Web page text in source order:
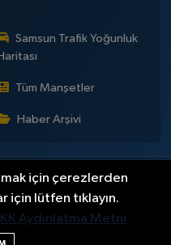
Samsun Trafik Yoğunluk
Tüm Manşetler
Haber Arşivi
Sözleşmesi
Yayın İlkeleri
Hakkımızda
EĞİTİM EKONOMİ
GENEL
- SANAT
için çerezlerden
için lütfen tıklayın.
Aydınlatma Metni